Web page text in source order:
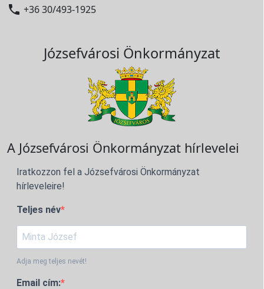
 +36 30/493-1925
Józsefvárosi Önkormányzat
A Józsefvárosi Önkormányzat hírlevelei
Iratkozzon fel a Józsefvárosi Önkormányzat
hírleveleire!
Teljes név
Adja meg teljes nevét!
Email cím: